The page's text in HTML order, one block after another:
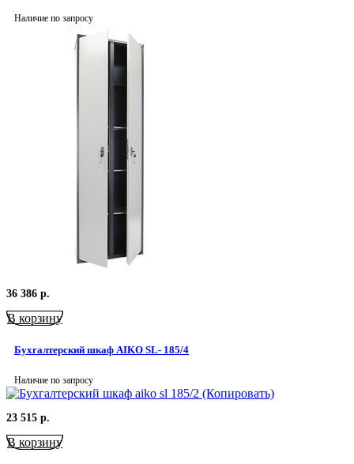
Наличие по запросу
36 386 р.
В корзину
Бухгалтерский шкаф AIKO SL- 185/4
Наличие по запросу
23 515 р.
В корзину